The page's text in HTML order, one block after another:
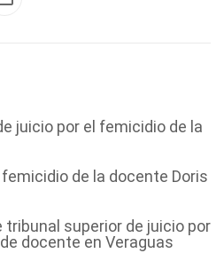
juicio por el femicidio de la
de la docente Doris
superior de juicio por
docente en Veraguas